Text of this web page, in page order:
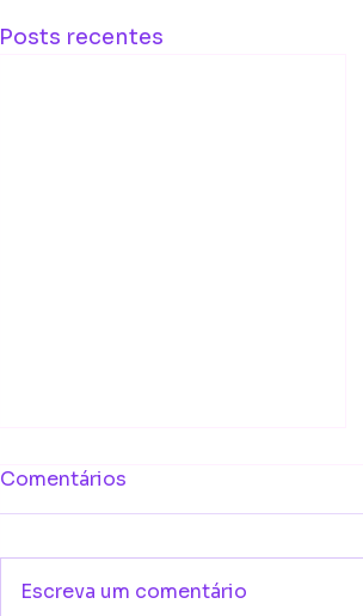
Posts recentes
Comentários
Escreva um comentário